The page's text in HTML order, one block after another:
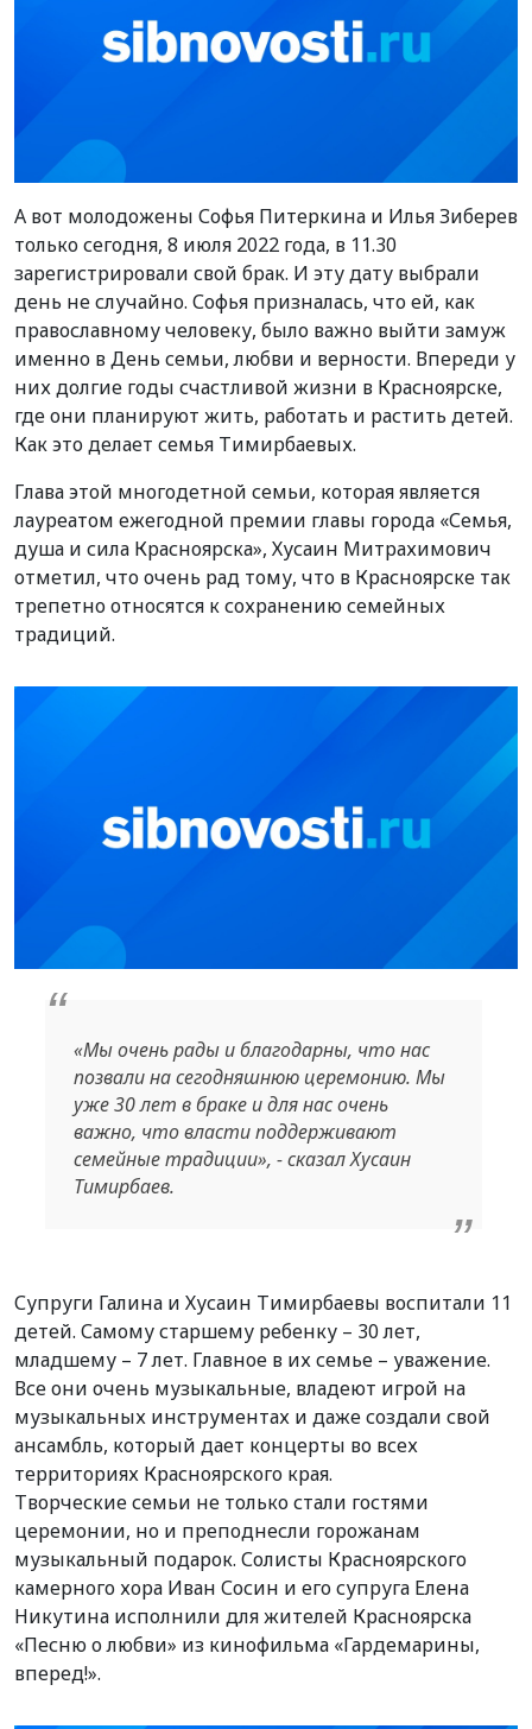
А вот молодожены Софья Питеркина и Илья Зиберев
только сегодня, 8 июля 2022 года, в 11.30
зарегистрировали свой брак. И эту дату выбрали
день не случайно. Софья призналась, что ей, как
православному человеку, было важно выйти замуж
именно в День семьи, любви и верности. Впереди у
них долгие годы счастливой жизни в Красноярске,
где они планируют жить, работать и растить детей.
Как это делает семья Тимирбаевых.
Глава этой многодетной семьи, которая является
лауреатом ежегодной премии главы города «Семья,
душа и сила Красноярска», Хусаин Митрахимович
отметил, что очень рад тому, что в Красноярске так
трепетно относятся к сохранению семейных
традиций.
«Мы очень рады и благодарны, что нас
позвали на сегодняшнюю церемонию. Мы
уже 30 лет в браке и для нас очень
важно, что власти поддерживают
семейные традиции», - сказал Хусаин
Тимирбаев.
Супруги Галина и Хусаин Тимирбаевы воспитали 11
детей. Самому старшему ребенку – 30 лет,
младшему – 7 лет. Главное в их семье – уважение.
Все они очень музыкальные, владеют игрой на
музыкальных инструментах и даже создали свой
ансамбль, который дает концерты во всех
территориях Красноярского края.
Творческие семьи не только стали гостями
церемонии, но и преподнесли горожанам
музыкальный подарок. Солисты Красноярского
камерного хора Иван Сосин и его супруга Елена
Никутина исполнили для жителей Красноярска
«Песню о любви» из кинофильма «Гардемарины,
вперед!».